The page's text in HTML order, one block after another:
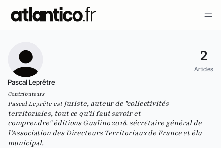
2
Articles
Pascal Leprêtre
Contributeurs
Pascal Leprête estjuriste, auteur de "collectivités
territoriales, tout ce qu’il faut savoir et
comprendre" éditions Gualino 2018, sécrétaire général de
l’Association des Directeurs Territoriaux de France et élu
municipal.